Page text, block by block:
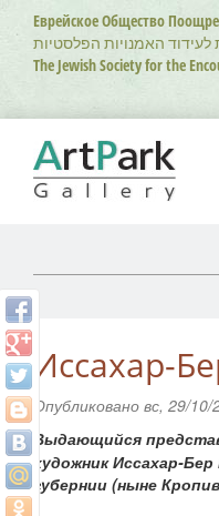
Перейти
основному
содержанию
Еврейское Общество
לעידוד האמנויות הפלסטיות
The Jewish Society for the
Иссахар-
Опубликовано вс, 29/
Выдающийся
художник Иссахар-
губернии (ныне